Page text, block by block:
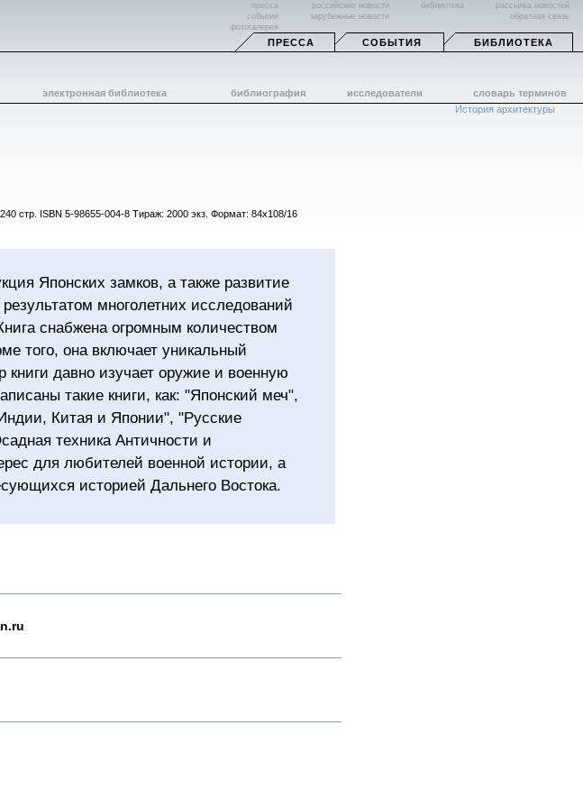
пресса
события
фотогалерея
российские новости
зарубежные новости
библиотека
рассылка новостей
обратная связь
ПРЕССА СОБЫТИЯ БИБЛИОТЕКА
электронная библиотека библиография исследователи
словарь терминов
История архитектуры
стр. ISBN 5-98655-004-8 Тираж: 2000 экз. Формат: 84x108/16
Японских замков, а также развитие
многолетних исследований
снабжена огромным количеством
того, она включает уникальный
давно изучает оружие и военную
такие книги, как: "Японский меч",
Китая и Японии", "Русские
техника Античности и
для любителей военной истории, а
историей Дальнего Востока.